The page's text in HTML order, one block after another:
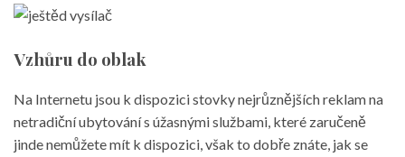
Vzhůru do oblak
Na Internetu jsou k dispozici stovky nejrůznějších reklam na
netradiční ubytování s úžasnými službami, které zaručeně
jinde nemůžete mít k dispozici, však to dobře znáte, jak se